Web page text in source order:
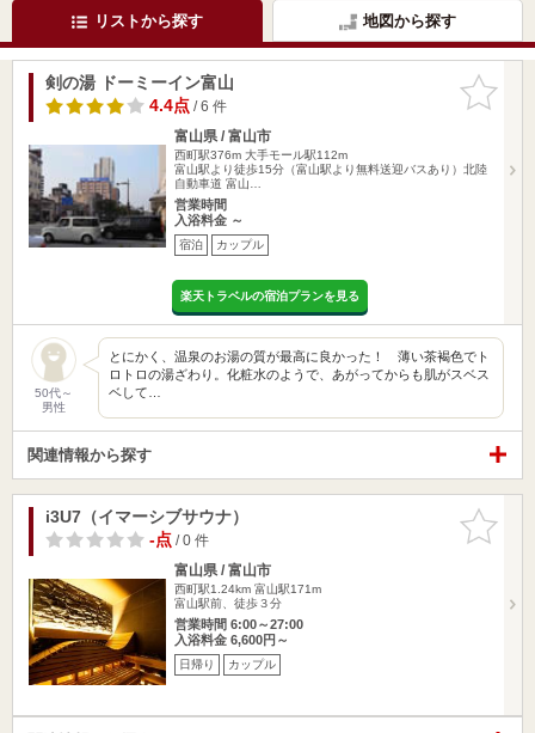
リストから探す 地図から探す
お気に入
りに追加
剣の湯 ドーミーイン富山
4.4点/ 6 件
富山県 / 富山市
西町駅376m 大手モール駅112m
富山駅より徒歩15分（富山駅より無料送迎バスあり）北陸
自動車道 富山…
営業時間
入浴料金 ～
宿泊 カップル
楽天トラベルの宿泊プランを見る
50代～
男性
とにかく、温泉のお湯の質が最高に良かった！ 薄い茶褐色でト
ロトロの湯ざわり。化粧水のようで、あがってからも肌がスベス
ベして…
関連情報から探す
お気に入
りに追加
i3U7（イマーシブサウナ）
-点/ 0 件
富山県 / 富山市
西町駅1.24km 富山駅171m
富山駅前、徒歩３分
営業時間 6:00～27:00
入浴料金 6,600円～
日帰り カップル